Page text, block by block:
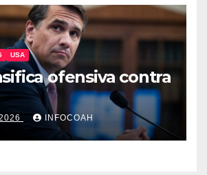
USA
ofensiva contra
INFOCOAH